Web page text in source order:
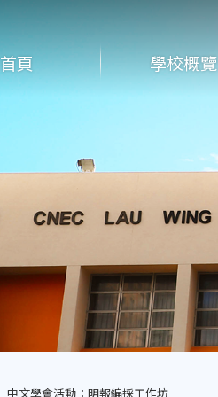
首頁 學校概覽
中文學會活動：明報編採工作坊